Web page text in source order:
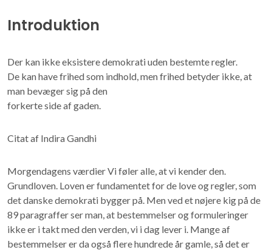
Introduktion
Der kan ikke eksistere demokrati uden bestemte regler.
De kan have frihed som indhold, men frihed betyder ikke, at
man bevæger sig på den
forkerte side af gaden.
Citat af Indira Gandhi
Morgendagens værdier Vi føler alle, at vi kender den.
Grundloven. Loven er fundamentet for de love og regler, som
det danske demokrati bygger på. Men ved et nøjere kig på de
89 paragraffer ser man, at bestemmelser og formuleringer
ikke er i takt med den verden, vi i dag lever i. Mange af
bestemmelser er da også flere hundrede år gamle, så det er